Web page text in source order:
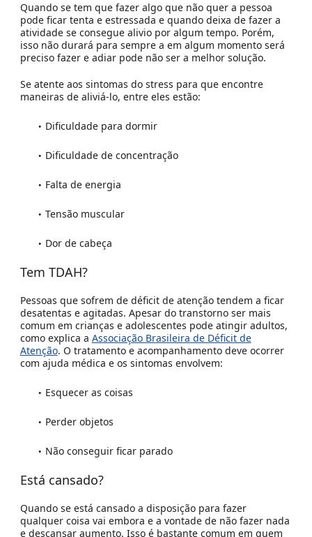
Quando se tem que fazer algo que não quer a pessoa
pode ficar tenta e estressada e quando deixa de fazer a
atividade se consegue alivio por algum tempo. Porém,
isso não durará para sempre a em algum momento será
preciso fazer e adiar pode não ser a melhor solução.
Se atente aos sintomas do stress para que encontre
maneiras de aliviá-lo, entre eles estão:
Dificuldade para dormir
Dificuldade de concentração
Falta de energia
Tensão muscular
Dor de cabeça
Tem TDAH?
Pessoas que sofrem de déficit de atenção tendem a ficar
desatentas e agitadas. Apesar do transtorno ser mais
comum em crianças e adolescentes pode atingir adultos,
como explica a Associação Brasileira de Déficit de
Atenção. O tratamento e acompanhamento deve ocorrer
com ajuda médica e os sintomas envolvem:
Esquecer as coisas
Perder objetos
Não conseguir ficar parado
Está cansado?
Quando se está cansado a disposição para fazer
qualquer coisa vai embora e a vontade de não fazer nada
e descansar aumento. Isso é bastante comum em quem